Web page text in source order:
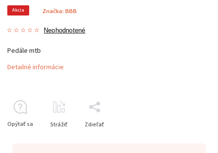
Akcia
Neohodnotené
Značka: BBB
Pedále mtb
Detailné informácie
Opýtať sa Strážiť Zdieľať